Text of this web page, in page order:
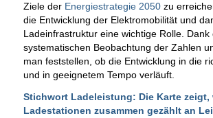
Ziele der Energiestrategie 2050zu
die Entwicklung der Elektromobilität und
Ladeinfrastruktur eine wichtige Rolle. Dank
systematischen Beobachtung der Zahlen
man feststellen, ob die Entwicklung in die
und in geeignetem Tempo verläuft.
Stichwort Ladeleistung: Die Karte zeigt,
Ladestationen zusammen gezählt an